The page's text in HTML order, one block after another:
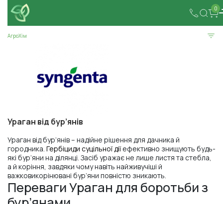
0
АгроХім
Ураган від бур’янів
Ураган від бур’янів – надійне рішення для дачника й
городника. Гербіциди суцільної діїефективно знищують будь-
які бур’яни на ділянці. Засіб уражає не лише листя та стебла,
а й коріння, завдяки чому навіть найживучіші й
важковикорінювані бур’яни повністю зникають.
Переваги Ураган для боротьби з